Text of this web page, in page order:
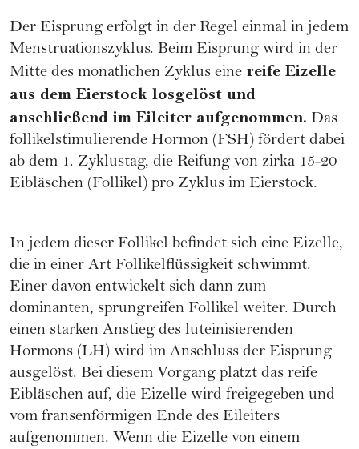
Der Eisprung erfolgt in der Regel einmal in jedem
Menstruationszyklus. Beim Eisprung wird in der
Mitte des monatlichen Zyklus eine reife Eizelle
aus dem Eierstock losgelöst und
anschließend im Eileiter aufgenommen. Das
follikelstimulierende Hormon (FSH) fördert dabei
ab dem 1. Zyklustag, die Reifung von zirka 15-20
Eibläschen (Follikel) pro Zyklus im Eierstock.
In jedem dieser Follikel befindet sich eine Eizelle,
die in einer Art Follikelflüssigkeit schwimmt.
Einer davon entwickelt sich dann zum
dominanten, sprungreifen Follikel weiter. Durch
einen starken Anstieg des luteinisierenden
Hormons (LH) wird im Anschluss der Eisprung
ausgelöst. Bei diesem Vorgang platzt das reife
Eibläschen auf, die Eizelle wird freigegeben und
vom fransenförmigen Ende des Eileiters
aufgenommen. Wenn die Eizelle von einem